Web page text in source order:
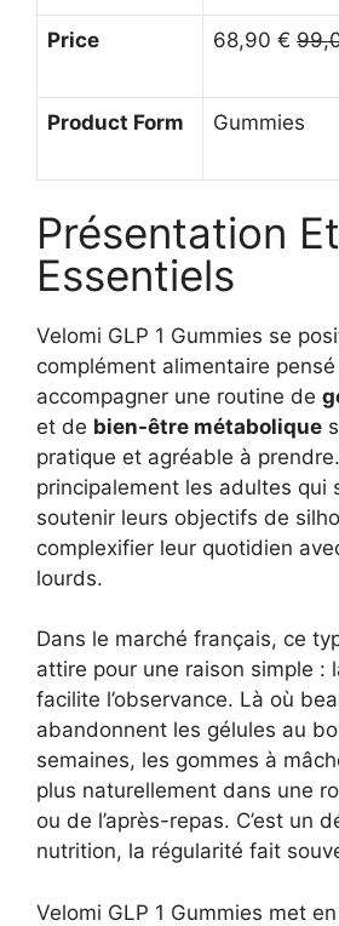
Price 68,90 €
Product Form Gummies
Présentation
Essentiels
Velomi GLP 1 Gummies se
complément alimentaire
accompagner une routine de
et de bien-être métabolique
pratique et agréable à
principalement les adultes qui
soutenir leurs objectifs de
complexifier leur quotidien
lourds.
Dans le marché français, ce
attire pour une raison simple :
facilite l’observance. Là où
abandonnent les gélules au
semaines, les gommes à
plus naturellement dans une
ou de l’après-repas. C’est un
nutrition, la régularité fait
Velomi GLP 1 Gummies met